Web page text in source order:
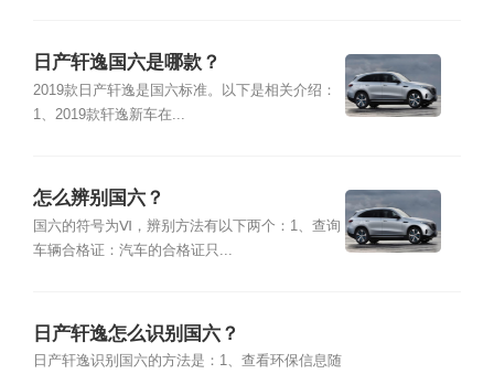
日产轩逸国六是哪款？
2019款日产轩逸是国六标准。以下是相关介绍：
1、2019款轩逸新车在...
怎么辨别国六？
国六的符号为Ⅵ，辨别方法有以下两个：1、查询
车辆合格证：汽车的合格证只...
日产轩逸怎么识别国六？
日产轩逸识别国六的方法是：1、查看环保信息随